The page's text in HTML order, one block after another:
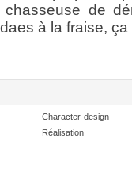
de
à la fraise,
Character-design
Réalisation